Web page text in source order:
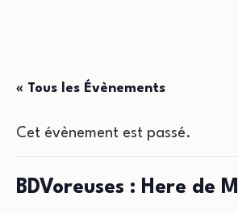
« Tous les Évènements
Cet évènement est passé.
BDVoreuses : Here de